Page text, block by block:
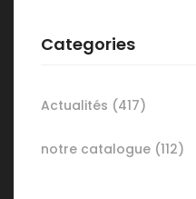
Categories
Actualités (417)
notre catalogue (112)